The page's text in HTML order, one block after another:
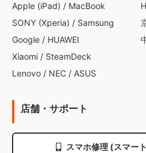
Apple (iPad) / MacBook
SONY (Xperia) / Samsung
Google / HUAWEI
Xiaomi / SteamDeck
Lenovo / NEC / ASUS
店舗・サポート
スマホ修理 (スマー